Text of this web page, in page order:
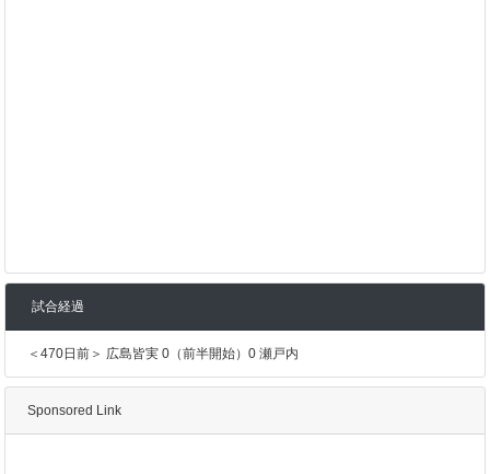
試合経過
＜470日前＞ 広島皆実 0（前半開始）0 瀬戸内
Sponsored Link